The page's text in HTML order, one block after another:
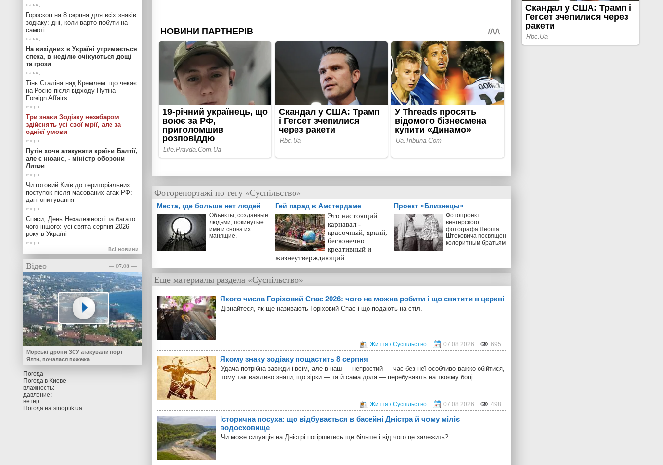
Фоторепортажі по тегу «Суспільство»
Места, где больше нет людей
Объекты, созданные
людьми, покинутые
ими и снова их
манящие.
Гей парад в Амстердаме
Это настоящий
карнавал -
красочный, яркий,
бесконечно
креативный и
жизнеутверждающий
Проект «Близнецы»
Фотопроект
венгерского
фотографа Яноша
Штековича посвящен
колоритным братьям
Еще материалы раздела «Суспільство»
Якого числа Горіховий Спас 2026: чого не можна робити і що святити в церкві
Дізнайтеся, як ще називають Горіховий Спас і що подають на стіл.
Життя / Суспільство 07.08.2026 695
Якому знаку зодіаку пощастить 8 серпня
Удача потрібна завжди і всім, але в наш — непростий — час без неї особливо важко обійтися,
тому так важливо знати, що зірки — та й сама доля — перебувають на твоєму боці.
Життя / Суспільство 07.08.2026 498
Історична посуха: що відбувається в басейні Дністра й чому міліє
водосховище
Чи може ситуація на Дністрі погіршитись ще більше і від чого це залежить?
Гороскоп на 8 серпня для всіх знаків
зодіаку: дні, коли варто побути на
самоті
На вихідних в Україні утримається
спека, в неділю очікуються дощі
та грози
Тінь Сталіна над Кремлем: що чекає
на Росію після відходу Путіна —
Foreign Affairs
Три знаки Зодіаку незабаром
здійснять усі свої мрії, але за
однієї умови
Путін хоче атакувати країни Балтії,
але є нюанс, - міністр оборони
Литви
Чи готовий Київ до територіальних
поступок після масованих атак РФ:
дані опитування
Спаси, День Незалежності та багато
чого іншого: усі свята серпня 2026
року в Україні
Всі новини
Відео — 07.08 —
Морські дрони ЗСУ атакували порт
Ялти, почалася пожежа
Погода
Погода в Киеве
влажность:
давление:
ветер:
Погода на sinoptik.ua